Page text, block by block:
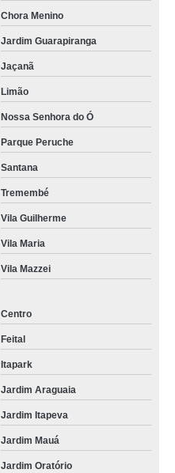
Chora Menino
Jardim Guarapiranga
Jaçanã
Limão
Nossa Senhora do Ó
Parque Peruche
Santana
Tremembé
Vila Guilherme
Vila Maria
Vila Mazzei
Centro
Feital
Itapark
Jardim Araguaia
Jardim Itapeva
Jardim Mauá
Jardim Oratório